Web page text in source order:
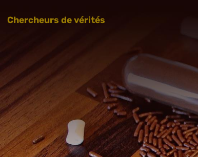
Chercheurs de vérités